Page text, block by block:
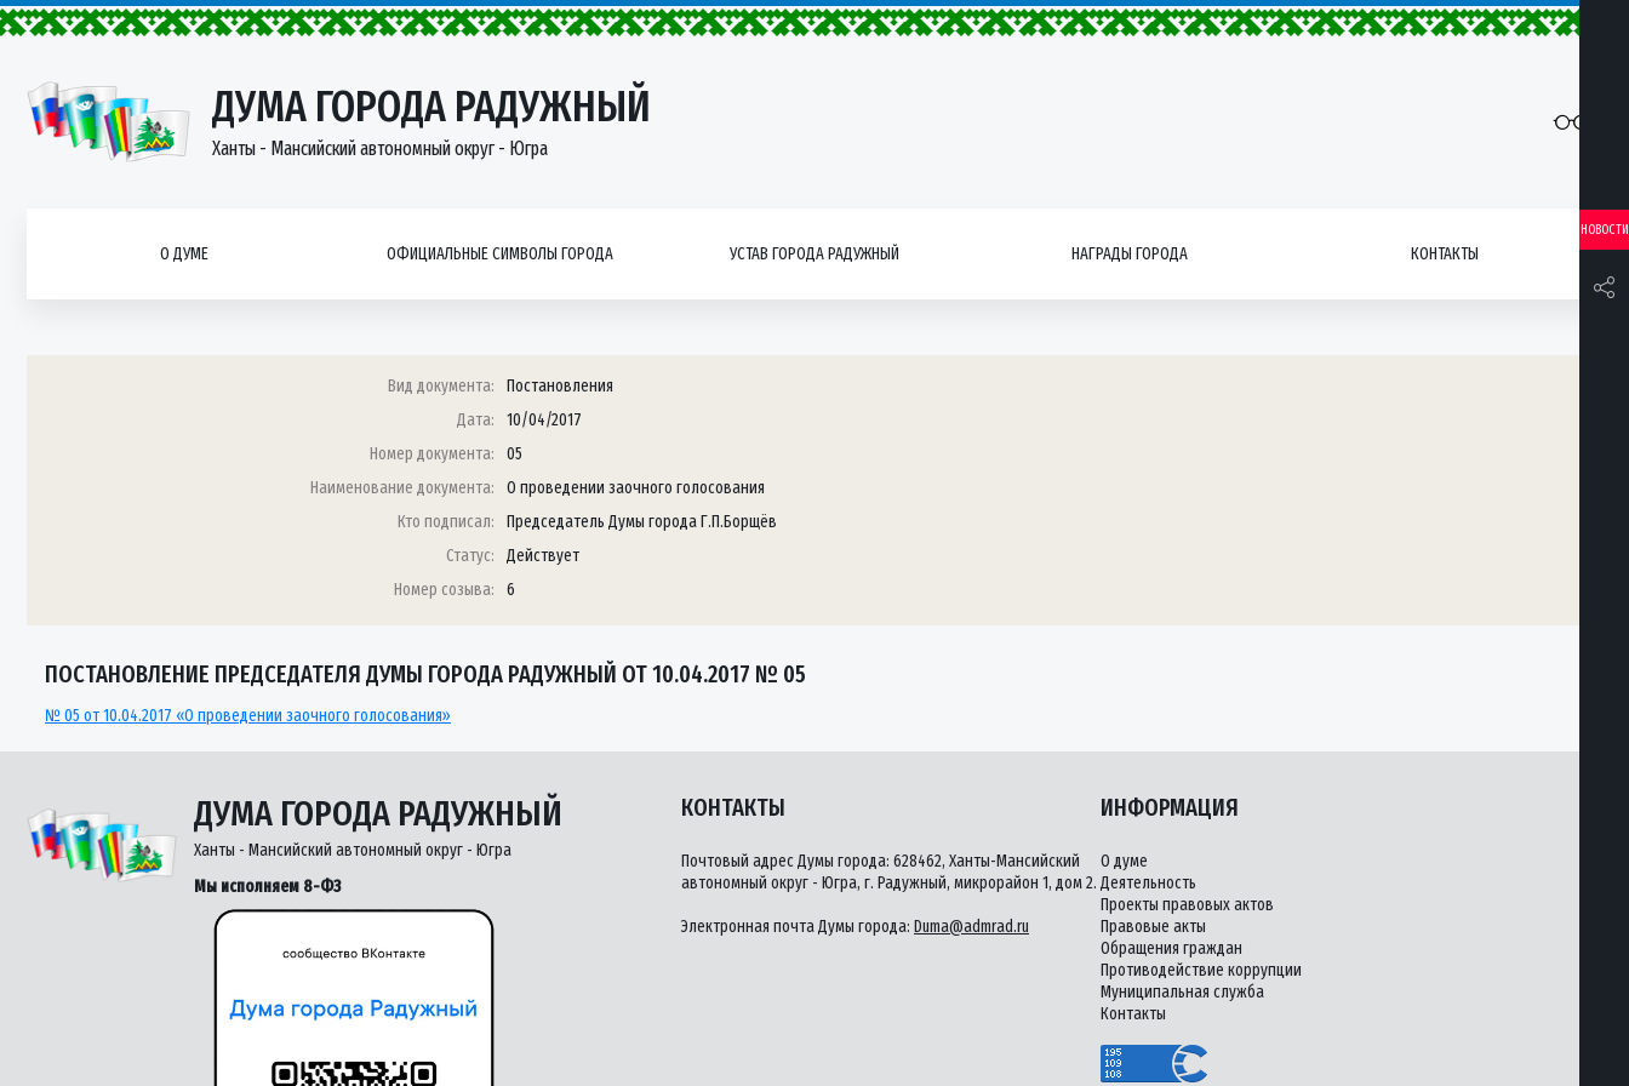
ДУМА ГОРОДА РАДУЖНЫЙ
Ханты - Мансийский автономный округ - Югра
О ДУМЕ ОФИЦИАЛЬНЫЕ СИМВОЛЫ ГОРОДА УСТАВ ГОРОДА РАДУЖНЫЙ НАГРАДЫ ГОРОДА КОНТАКТЫ
НОВОСТИ
Вид документа:
Постановления
Дата:
10/04/2017
Номер документа:
05
Наименование документа:
О проведении заочного голосования
Кто подписал:
Председатель Думы города Г.П.Борщёв
Статус:
Действует
Номер созыва:
6
ПОСТАНОВЛЕНИЕ ПРЕДСЕДАТЕЛЯ ДУМЫ ГОРОДА РАДУЖНЫЙ ОТ 10.04.2017 № 05
№ 05 от 10.04.2017 «О проведении заочного голосования»
ДУМА ГОРОДА РАДУЖНЫЙ
Ханты - Мансийский автономный округ - Югра
Мы исполняем 8-ФЗ
КОНТАКТЫ
Почтовый адрес Думы города: 628462, Ханты-Мансийский
автономный округ - Югра, г. Радужный, микрорайон 1, дом 2.
Электронная почта Думы города: Duma@admrad.ru
ИНФОРМАЦИЯ
О думе
Деятельность
Проекты правовых актов
Правовые акты
Обращения граждан
Противодействие коррупции
Муниципальная служба
Контакты